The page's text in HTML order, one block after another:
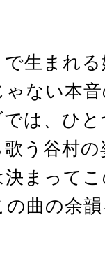
生まれ
ない本
は、ひ
う谷村の
まって
曲の余